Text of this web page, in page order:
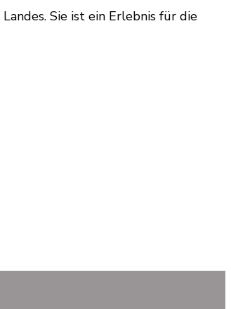
Sie ist ein Erlebnis für die